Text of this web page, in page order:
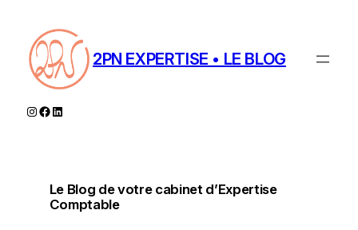
contenu
2PN EXPERTISE • LE BLOG
Instagram
Facebook
LinkedIn
Le Blog de votre cabinet d’Expertise
Comptable